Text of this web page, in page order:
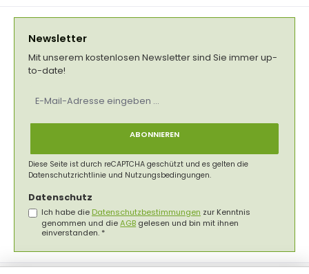
Newsletter
Mit unserem kostenlosen Newsletter sind Sie immer up-
to-date!
Mail-
ABONNIEREN
Diese Seite ist durch reCAPTCHA geschützt und es gelten die
Datenschutzrichtlinie und Nutzungsbedingungen.
Datenschutz
Ich habe die Datenschutzbestimmungen zur Kenntnis
genommen und dieAGB gelesen und bin mit ihnen
einverstanden. *